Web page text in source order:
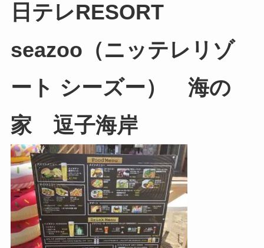
日テレRESORT
seazoo（ニッテレリゾ
ート シーズー） 海の
家 逗子海岸